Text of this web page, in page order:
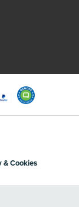
& Cookies